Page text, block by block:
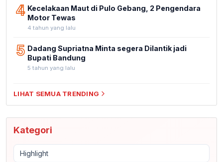
4 Kecelakaan Maut di Pulo Gebang, 2 Pengendara
Motor Tewas
4 tahun yang lalu
5 Dadang Supriatna Minta segera Dilantik jadi
Bupati Bandung
5 tahun yang lalu
LIHAT SEMUA TRENDING
Kategori
Highlight